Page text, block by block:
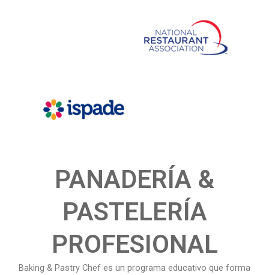
PANADERÍA &
PASTELERÍA
PROFESIONAL
Baking & Pastry Chef es un programa educativo que forma